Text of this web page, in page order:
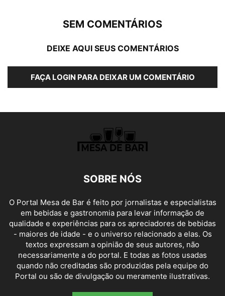
SEM COMENTÁRIOS
DEIXE AQUI SEUS COMENTÁRIOS
FAÇA LOGIN PARA DEIXAR UM COMENTÁRIO
SOBRE NÓS
O Portal Mesa de Bar é feito por jornalistas e especialistas
em bebidas e gastronomia para levar informação de
qualidade e experiências para os apreciadores de bebidas
- maiores de idade - e o universo relacionado a elas. Os
textos expressam a opinião de seus autores, não
necessariamente a do portal. E todas as fotos usadas
quando não creditadas são produzidas pela equipe do
Portal ou são de divulgação ou meramente ilustrativas.